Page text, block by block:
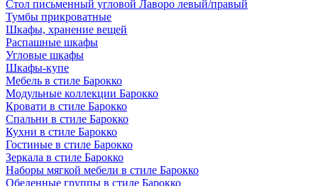
Стол письменный угловой Лаворо левый/правый
Тумбы прикроватные
Шкафы, хранение вещей
Распашные шкафы
Угловые шкафы
Шкафы-купе
Мебель в стиле Барокко
Модульные коллекции Барокко
Кровати в стиле Барокко
Спальни в стиле Барокко
Кухни в стиле Барокко
Гостиные в стиле Барокко
Зеркала в стиле Барокко
Наборы мягкой мебели в стиле Барокко
Обеденные группы в стиле Барокко